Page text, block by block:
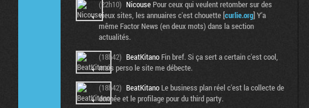
(22h10) Nicouse Pour ceux qui veulent retomber sur des
vieux sites, les annuaires c'est chouette [curlie.org] Y'a
même Factor News (en deux mots) dans la section
actualités.
(18h42) BeatKitano Fin bref. Si ça sert a certain c'est cool,
mais perso le site me débecte.
(18h42) BeatKitano Le business plan réel c'est la collecte de
donnée et le profilage pour du third party.